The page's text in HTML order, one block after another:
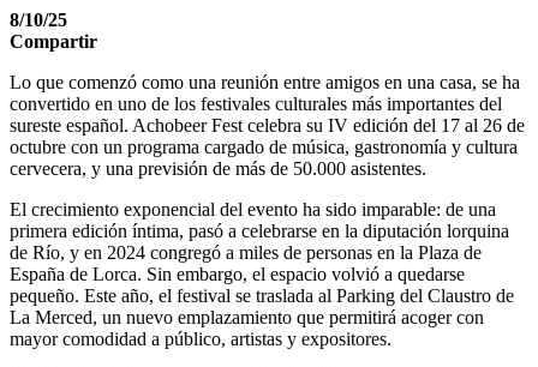
8/10/25
Compartir
Lo que comenzó como una reunión entre amigos en una casa, se ha
convertido en uno de los festivales culturales más importantes del
sureste español. Achobeer Fest celebra su IV edición del 17 al 26 de
octubre con un programa cargado de música, gastronomía y cultura
cervecera, y una previsión de más de 50.000 asistentes.
El crecimiento exponencial del evento ha sido imparable: de una
primera edición íntima, pasó a celebrarse en la diputación lorquina
de Río, y en 2024 congregó a miles de personas en la Plaza de
España de Lorca. Sin embargo, el espacio volvió a quedarse
pequeño. Este año, el festival se traslada al Parking del Claustro de
La Merced, un nuevo emplazamiento que permitirá acoger con
mayor comodidad a público, artistas y expositores.